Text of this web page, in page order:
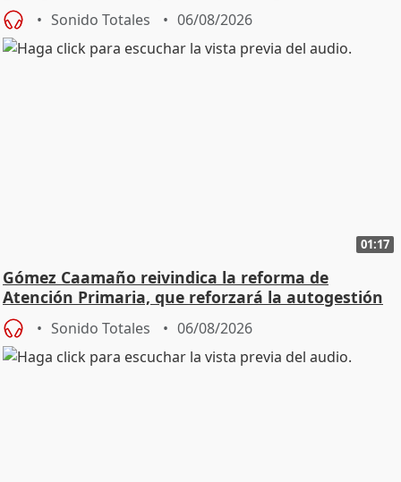
Sonido Totales 06/08/2026
01:17
Gómez Caamaño reivindica la reforma de
Atención Primaria, que reforzará la autogestión
Sonido Totales 06/08/2026